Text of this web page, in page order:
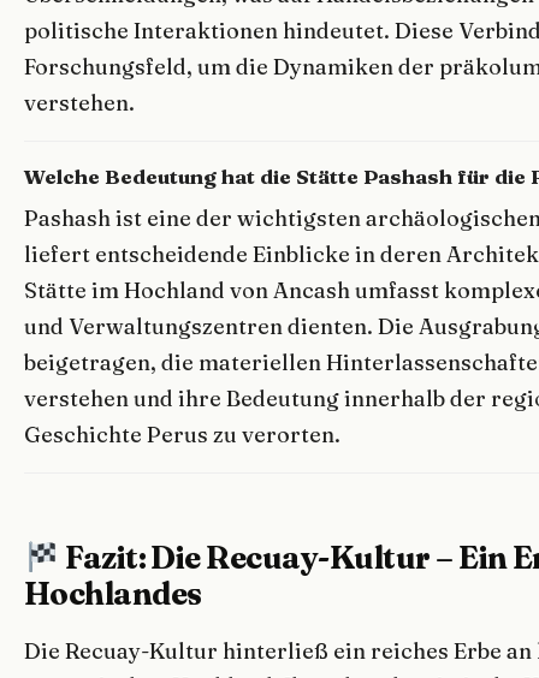
politische Interaktionen hindeutet. Diese
Forschungsfeld, um die Dynamiken der
verstehen.
Welche Bedeutung hat die Stätte Pashash für die
Pashash ist eine der wichtigsten
liefert entscheidende Einblicke in deren
Stätte im Hochland von Ancash umfasst
und Verwaltungszentren dienten. Die
beigetragen, die materiellen
verstehen und ihre Bedeutung innerhalb der
Geschichte Perus zu verorten.
Fazit: Die Recuay-Kultur – Ein
Hochlandes
Die Recuay-Kultur hinterließ ein reiches Erbe